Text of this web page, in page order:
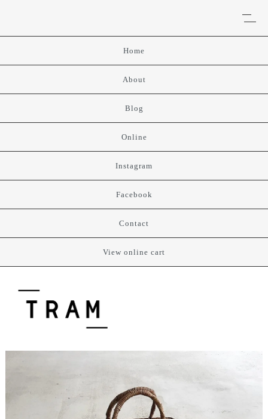
Home
About
Blog
Online
Instagram
Facebook
Contact
View online cart